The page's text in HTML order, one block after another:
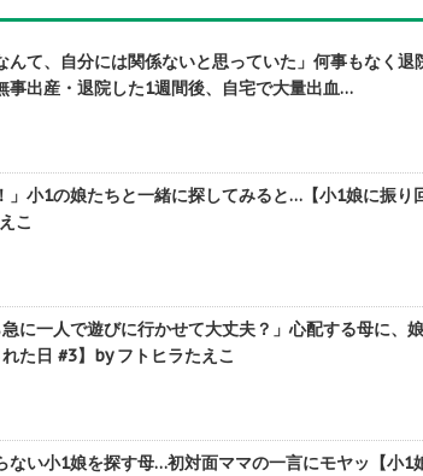
んて、自分には関係ないと思っていた」何事もなく退
事出産・退院した1週間後、自宅で大量出血…
」小1の娘たちと一緒に探してみると…【小1娘に振り
こ
急に一人で遊びに行かせて大丈夫？」心配する母に、
れた日 #3】by フトヒラたえこ
ない小1娘を探す母…初対面ママの一言にモヤッ【小1